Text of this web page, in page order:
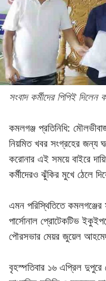
সংবাদ কর্মীদের পিপিই
কমলগঞ্জ প্রতিনিধি:
নিয়মিত খবর সংগ্রহের জন্য
করোনার এই সময়ে বাইরে
কর্মীদেরও ঝুঁকির মুখে ঠেলে
এমন পরিস্থিতিতে কমলগঞ্জের
পার্সোনাল প্রোটেকটিভ
পৌরসভার মেয়র জুয়েল
বৃহস্পতিবার ১৬ এপ্রিল দুপুরে